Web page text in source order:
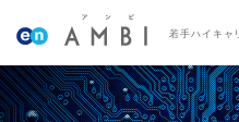
若手ハイキャ